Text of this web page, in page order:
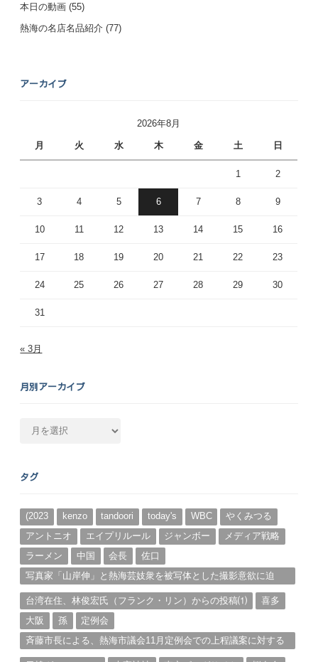
本日の動画 (55)
熱海の名店名品紹介 (77)
アーカイブ
2026年8月
月 火 水 木 金 土 日
1 2
3 4 5 6 7 8 9
10 11 12 13 14 15 16
17 18 19 20 21 22 23
24 25 26 27 28 29 30
31
« 3月
月別アーカイブ
カ
ブ
タグ
(2023 kenzo tandoori today's WBC
やくみつる
アントニオ
エイプリルール ジャンボー
メディア戦略
ラーメン
中国 会長
佐口
写真家「山岸伸」と熱海芸妓衆を被写体とした撮影意欲に迫
台湾在住、林俊宏氏（フランク・リン）からの投稿⑴
喜多
大阪
孫
定例会
斉藤市長による、熱海市議会11月定例会での上程議案に対する